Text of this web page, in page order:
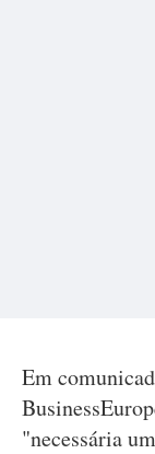
Em
"necessária